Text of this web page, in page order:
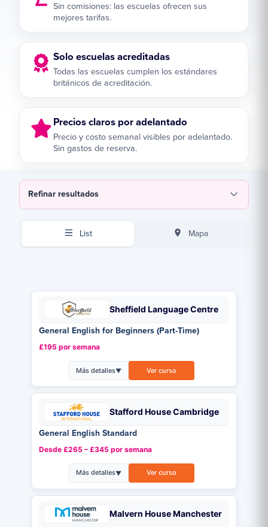
Sin comisiones: las escuelas ofrecen sus
mejores tarifas.
Solo escuelas acreditadas
Todas las escuelas cumplen los estándares
británicos de acreditación.
Precios claros por adelantado
Precio y costo semanal visibles por adelantado.
Sin gastos de reserva.
Refinar resultados
List Mapa
Sheffield Language Centre
General English for Beginners (Part-Time)
£195 por semana
Más detalles▼ Ver curso
Stafford House Cambridge
General English Standard
Desde £265 – £345 por semana
Más detalles▼ Ver curso
Malvern House Manchester